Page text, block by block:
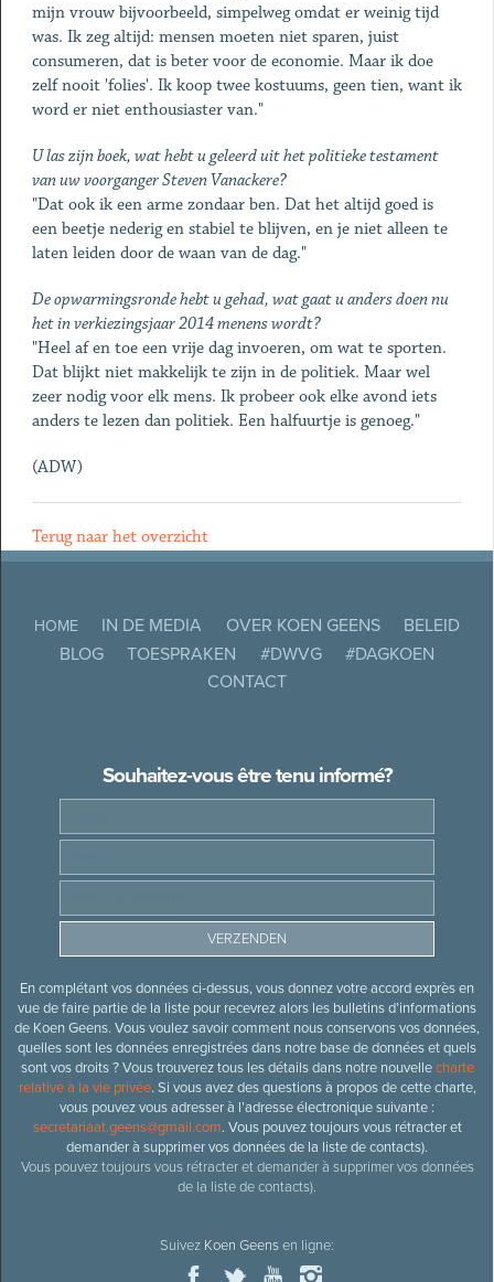
mijn vrouw bijvoorbeeld, simpelweg omdat er weinig tijd
was. Ik zeg altijd: mensen moeten niet sparen, juist
consumeren, dat is beter voor de economie. Maar ik doe
zelf nooit 'folies'. Ik koop twee kostuums, geen tien, want ik
word er niet enthousiaster van."
U las zijn boek, wat hebt u geleerd uit het politieke testament
van uw voorganger Steven Vanackere?
"Dat ook ik een arme zondaar ben. Dat het altijd goed is
een beetje nederig en stabiel te blijven, en je niet alleen te
laten leiden door de waan van de dag."
De opwarmingsronde hebt u gehad, wat gaat u anders doen nu
het in verkiezingsjaar 2014 menens wordt?
"Heel af en toe een vrije dag invoeren, om wat te sporten.
Dat blijkt niet makkelijk te zijn in de politiek. Maar wel
zeer nodig voor elk mens. Ik probeer ook elke avond iets
anders te lezen dan politiek. Een halfuurtje is genoeg."
(ADW)
Terug naar het overzicht
HOME IN DE MEDIA OVER KOEN GEENS
BELEID
BLOG
TOESPRAKEN #DWVG
#DAGKOEN
CONTACT
Souhaitez-vous être tenu informé?
En complétant vos données ci-dessus, vous donnez votre accord exprès en
vue de faire partie de la liste pour recevrez alors les bulletins d’informations
de Koen Geens. Vous voulez savoir comment nous conservons vos données,
quelles sont les données enregistrées dans notre base de données et quels
sont vos droits ? Vous trouverez tous les détails dans notre nouvellecharte
relative à la vie privée. Si vous avez des questions à propos de cette charte,
vous pouvez vous adresser à l’adresse électronique suivante :
secretariaat.geens@gmail.com. Vous pouvez toujours vous rétracter et
demander à supprimer vos données de la liste de contacts).
Vous pouvez toujours vous rétracter et demander à supprimer vos données
de la liste de contacts).
Suivez Koen Geensen ligne: